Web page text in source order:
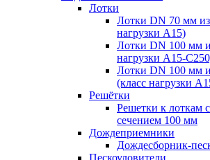
Лотки
Лотки DN 70 мм из
нагрузки А15)
Лотки DN 100 мм
нагрузки А15-
Лотки DN 100 мм
(класс нагрузки
Решётки
Решетки к лоткам
сечением 100 мм
Дождеприемники
Дождесборник-
Пескоуловители